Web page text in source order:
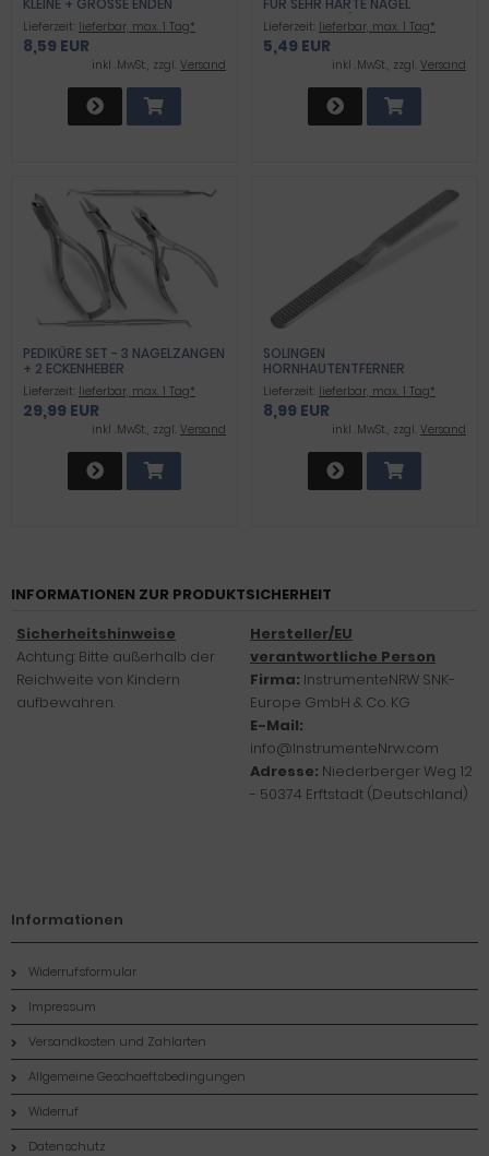
KLEINE + GROSSE ENDEN
Lieferzeit: lieferbar, max. 1 Tag*
8,59 EUR
inkl .MwSt., zzgl. Versand
FÜR SEHR HARTE NÄGEL
PROFIQUALITÄT
Lieferzeit: lieferbar, max. 1 Tag*
5,49 EUR
inkl .MwSt., zzgl. Versand
PEDIKÜRE SET - 3 NAGELZANGEN
+ 2 ECKENHEBER
Lieferzeit: lieferbar, max. 1 Tag*
29,99 EUR
inkl .MwSt., zzgl. Versand
SOLINGEN
HORNHAUTENTFERNER
HORNHAUTRASPEL FUSSFEILE H
ORNHAUTFEILE FÜR H
ORNHAUTENTFERNUNG
Lieferzeit: lieferbar, max. 1 Tag*
8,99 EUR
inkl .MwSt., zzgl. Versand
INFORMATIONEN ZUR PRODUKTSICHERHEIT
Sicherheitshinweise
Achtung: Bitte außerhalb der
Reichweite von Kindern
aufbewahren.
Hersteller/EU
verantwortliche Person
Firma: InstrumenteNRW SNK-
Europe GmbH & Co. KG
E-Mail:
info@InstrumenteNrw.com
Adresse: Niederberger Weg 12
- 50374 Erftstadt (Deutschland)
Informationen
Widerrufsformular
Impressum
Versandkosten und Zahlarten
Allgemeine Geschaeftsbedingungen
Widerruf
Datenschutz